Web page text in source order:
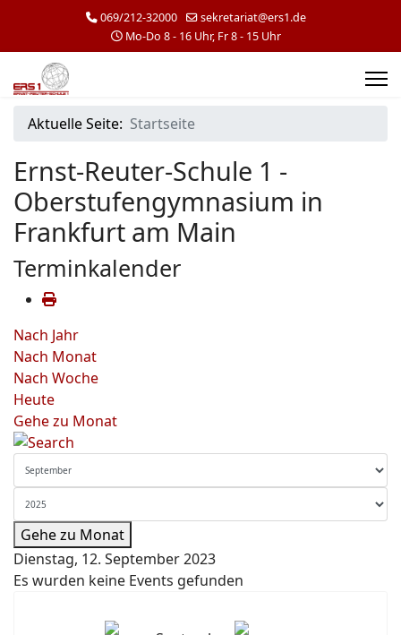
069/212-32000
sekretariat@ers1.de
Mo-Do 8 - 16 Uhr, Fr 8 - 15 Uhr
Aktuelle Seite: Startseite
Ernst-Reuter-Schule 1 -
Oberstufengymnasium in
Frankfurt am Main
Terminkalender
Nach Jahr
Nach Monat
Nach Woche
Heute
Gehe zu Monat
Gehe zu Monat
Dienstag, 12. September 2023
Es wurden keine Events gefunden